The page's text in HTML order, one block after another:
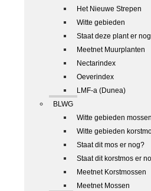
Het Nieuwe Strepen
Witte gebieden
Staat deze plant er
Meetnet Muurplanten
Nectarindex
Oeverindex
LMF-a (Dunea)
BLWG
Witte gebieden mossen
Witte gebieden
Staat dit mos er nog?
Staat dit korstmos er
Meetnet Korstmossen
Meetnet Mossen